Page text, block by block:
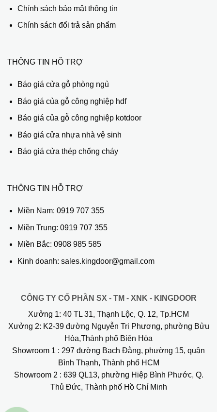
Chính sách bảo mật thông tin
Chính sách đổi trả sản phẩm
THÔNG TIN HỖ TRỢ
Báo giá cửa gỗ phòng ngủ
Báo giá của gỗ công nghiệp hdf
Báo giá của gỗ công nghiệp kotdoor
Báo giá cửa nhựa nhà vệ sinh
Báo giá cửa thép chống cháy
THÔNG TIN HỖ TRỢ
Miền Nam: 0919 707 355
Miền Trung: 0919 707 355
Miền Bắc: 0908 985 585
Kinh doanh: sales.kingdoor@gmail.com
CÔNG TY CỔ PHẦN SX - TM - XNK - KINGDOOR
Xưởng 1: 40 TL 31, Thạnh Lộc, Q. 12, Tp.HCM
Xưởng 2: K2-39 đường Nguyễn Tri Phương, phường Bửu
Hòa,Thành phố Biên Hòa
Showroom 1 : 297 đường Bạch Đằng, phường 15, quận
Bình Thạnh, Thành phố HCM
Showroom 2 : 639 QL13, phường Hiệp Bình Phước, Q.
Thủ Đức, Thành phố Hồ Chí Minh